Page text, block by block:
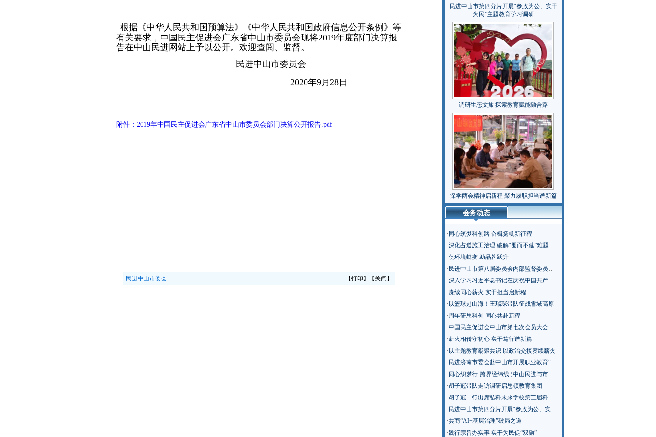
根据《中华人民共和国预算法》《中华人民共和国政府信息公开条例》等
有关要求，中国民主促进会广东省中山市委员会现将2019年度部门决算报
告在中山民进网站上予以公开。欢迎查阅、监督。
民进中山市委员会
2020年9月28日
附件：2019年中国民主促进会广东省中山市委员会部门决算公开报告.pdf
民进中山市委会 【打印 】【 关闭 】
民进中山市第四分片开展“参政为公、实干
为民”主题教育学习调研
调研生态文旅 探索教育赋能融合路
深学两会精神启新程 聚力履职担当谱新篇
会务动态
· 同心筑梦科创路 奋楫扬帆新征程
·深化占道施工治理 破解“围而不建”难题
·促环境蝶变 助品牌跃升
· 民进中山市第八届委员会内部监督委员会召开第一次会议
·深入学习习近平总书记在庆祝中国共产党成立105周年大会上的重要讲话精神
·赓续同心薪火 实干担当启新程
· 以篮球赴山海！王瑞琛带队征战雪域高原
·周年研思科创 同心共赴新程
·中国民主促进会中山市第七次会员大会召开
·薪火相传守初心 实干笃行谱新篇
· 以主题教育凝聚共识 以政治交接赓续薪火
· 民进济南市委会赴中山市开展职业教育“新双高”建设专题调研
· 同心织梦行·跨界经纬线 ¦ 中山民进与市教师发展中心“青春聊聊吧”活动走进南侨英才学校
·胡子冠带队走访调研启思顿教育集团
·胡子冠一行出席弘科未来学校第三届科技节
· 民进中山市第四分片开展“参政为公、实干为民”主题教育学习调研
·共商“AI+基层治理”破局之道
·践行宗旨办实事 实干为民促“双融”